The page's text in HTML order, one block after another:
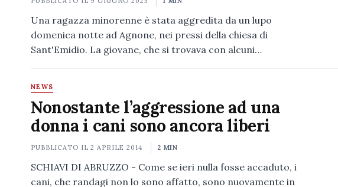
Una ragazza minorenne è stata aggredita da un lupo
domenica notte ad Agnone, nei pressi della chiesa di
Sant'Emidio. La giovane, che si trovava con alcuni…
NEWS
Nonostante l’aggressione ad una
donna i cani sono ancora liberi
PUBBLICATO IL2 APRILE 2014 2 MIN
SCHIAVI DI ABRUZZO - Come se ieri nulla fosse accaduto, i
cani, che randagi non lo sono affatto, sono nuovamente in